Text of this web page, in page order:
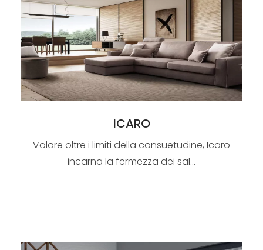
ICARO
Volare oltre i limiti della consuetudine, Icaro
incarna la fermezza dei sal...